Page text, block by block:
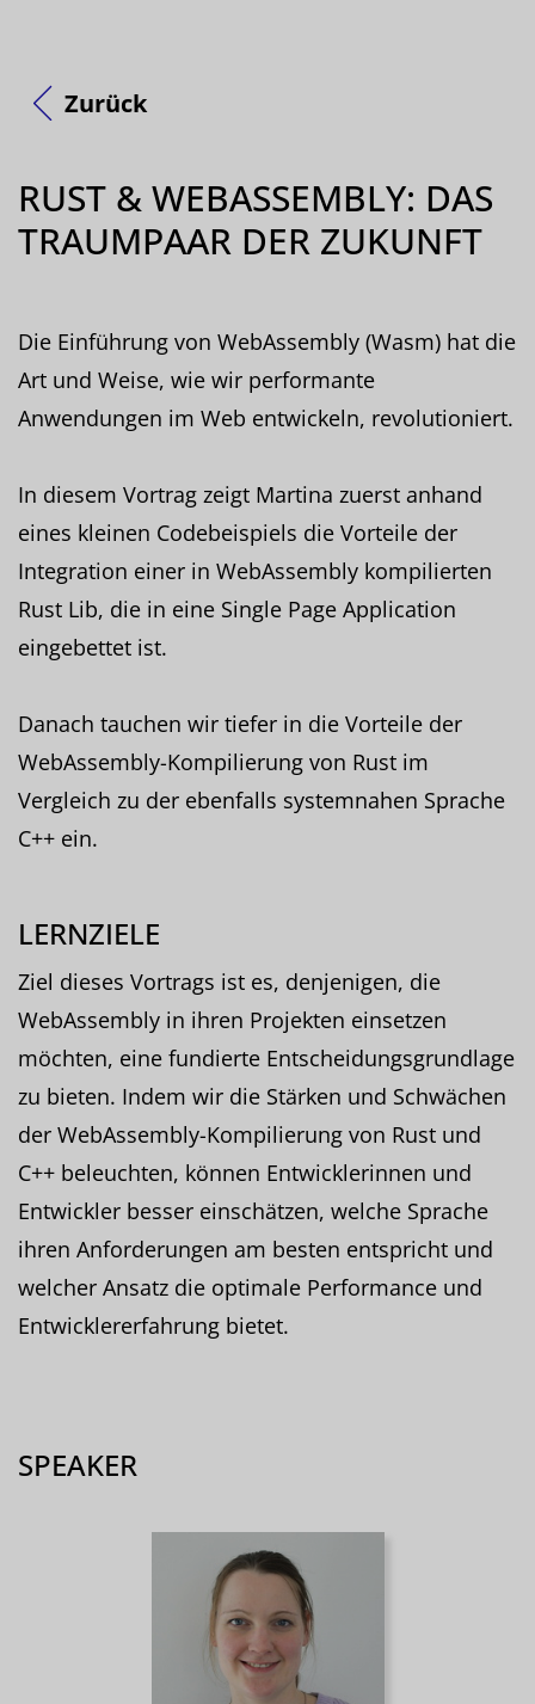
Zurück
RUST & WEBASSEMBLY: DAS
TRAUMPAAR DER ZUKUNFT
Die Einführung von WebAssembly (Wasm) hat die
Art und Weise, wie wir performante
Anwendungen im Web entwickeln, revolutioniert.
In diesem Vortrag zeigt Martina zuerst anhand
eines kleinen Codebeispiels die Vorteile der
Integration einer in WebAssembly kompilierten
Rust Lib, die in eine Single Page Application
eingebettet ist.
Danach tauchen wir tiefer in die Vorteile der
WebAssembly-Kompilierung von Rust im
Vergleich zu der ebenfalls systemnahen Sprache
C++ ein.
LERNZIELE
Ziel dieses Vortrags ist es, denjenigen, die
WebAssembly in ihren Projekten einsetzen
möchten, eine fundierte Entscheidungsgrundlage
zu bieten. Indem wir die Stärken und Schwächen
der WebAssembly-Kompilierung von Rust und
C++ beleuchten, können Entwicklerinnen und
Entwickler besser einschätzen, welche Sprache
ihren Anforderungen am besten entspricht und
welcher Ansatz die optimale Performance und
Entwicklererfahrung bietet.
SPEAKER